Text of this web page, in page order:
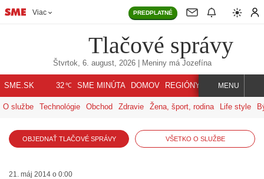
Viac PREDPLATNÉ
Tlačové správy
Štvrtok, 6. august, 2026| Meniny má Jozefína
SME.SK 32℃ SME MINÚTA DOMOV REGIÓNY INDEX SVET
MENU
O službe Technológie Obchod Zdravie Žena, šport, rodina Life style
OBJEDNAŤ TLAČOVÉ SPRÁVY VŠETKO O SLUŽBE
21. máj 2014 o 0:00